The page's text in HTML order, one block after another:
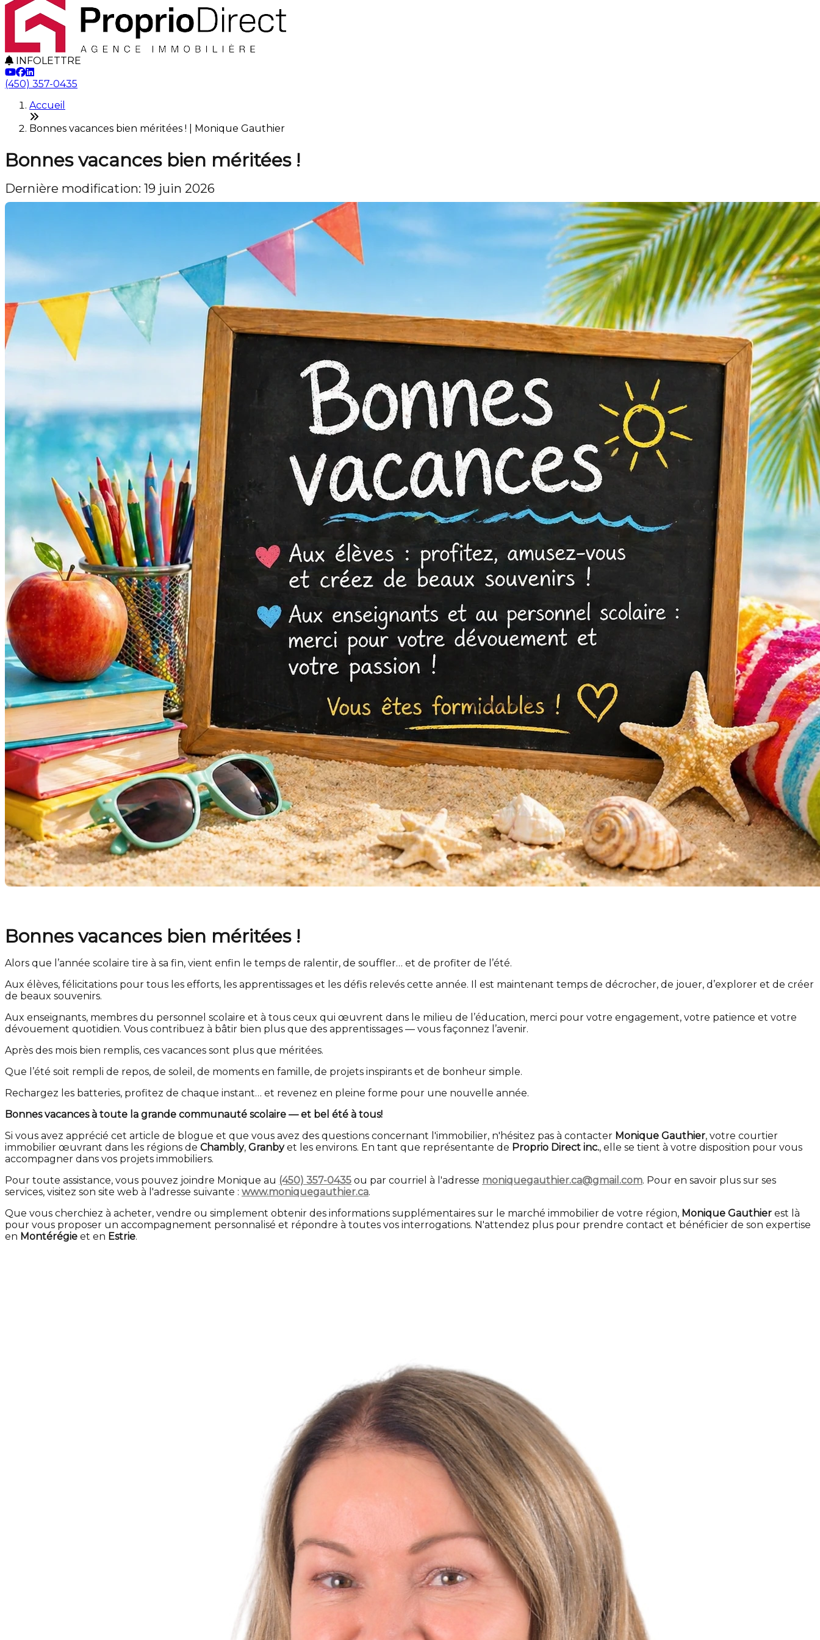
INFOLETTRE
(450) 357-0435
Accueil
Bonnes vacances bien méritées ! | Monique Gauthier
Bonnes vacances bien méritées !
Dernière modification: 19 juin 2026
Bonnes vacances bien méritées !
Alors que l’année scolaire tire à sa fin, vient enfin le temps de ralentir, de souffler… et de profiter de l’été.
Aux élèves, félicitations pour tous les efforts, les apprentissages et les défis relevés cette année. Il est maintenant temps de décrocher, de jouer, d’explorer et de créer
de beaux souvenirs.
Aux enseignants, membres du personnel scolaire et à tous ceux qui œuvrent dans le milieu de l’éducation, merci pour votre engagement, votre patience et votre
dévouement quotidien. Vous contribuez à bâtir bien plus que des apprentissages — vous façonnez l’avenir.
Après des mois bien remplis, ces vacances sont plus que méritées.
Que l’été soit rempli de repos, de soleil, de moments en famille, de projets inspirants et de bonheur simple.
Rechargez les batteries, profitez de chaque instant… et revenez en pleine forme pour une nouvelle année.
Bonnes vacances à toute la grande communauté scolaire — et bel été à tous!
Si vous avez apprécié cet article de blogue et que vous avez des questions concernant l'immobilier, n'hésitez pas à contacter Monique Gauthier, votre courtier
immobilier œuvrant dans les régions de Chambly, Granbyet les environs. En tant que représentante de Proprio Direct inc., elle se tient à votre disposition pour vous
accompagner dans vos projets immobiliers.
Pour toute assistance, vous pouvez joindre Monique au (450) 357-0435 ou par courriel à l'adresse moniquegauthier.ca@gmail.com. Pour en savoir plus sur ses
services, visitez son site web à l'adresse suivante : www.moniquegauthier.ca.
Que vous cherchiez à acheter, vendre ou simplement obtenir des informations supplémentaires sur le marché immobilier de votre région, Monique Gauthier est là
pour vous proposer un accompagnement personnalisé et répondre à toutes vos interrogations. N'attendez plus pour prendre contact et bénéficier de son expertise
en Montérégie et en Estrie.